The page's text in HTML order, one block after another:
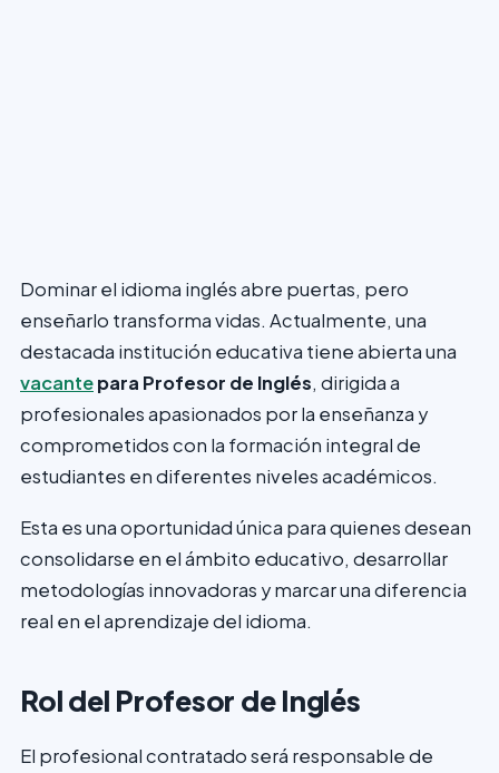
Dominar el idioma inglés abre puertas, pero
enseñarlo transforma vidas. Actualmente, una
destacada institución educativa tiene abierta una
vacantepara Profesor de Inglés, dirigida a
profesionales apasionados por la enseñanza y
comprometidos con la formación integral de
estudiantes en diferentes niveles académicos.
Esta es una oportunidad única para quienes desean
consolidarse en el ámbito educativo, desarrollar
metodologías innovadoras y marcar una diferencia
real en el aprendizaje del idioma.
Rol del Profesor de Inglés
El profesional contratado será responsable de